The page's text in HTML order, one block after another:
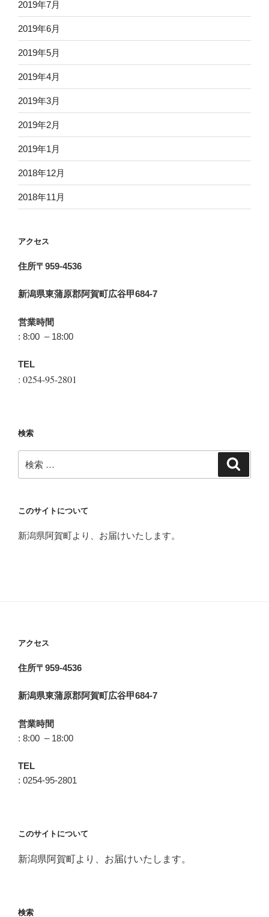
2019年7月
2019年6月
2019年5月
2019年4月
2019年3月
2019年2月
2019年1月
2018年12月
2018年11月
アクセス
住所〒959-4536
新潟県東蒲原郡阿賀町広谷甲684-7
営業時間
: 8:00 – 18:00
TEL
: 0254-95-2801
検索
索:
このサイトについて
新潟県阿賀町より、お届けいたします。
アクセス
住所〒959-4536
新潟県東蒲原郡阿賀町広谷甲684-7
営業時間
: 8:00 – 18:00
TEL
: 0254-95-2801
このサイトについて
新潟県阿賀町より、お届けいたします。
検索